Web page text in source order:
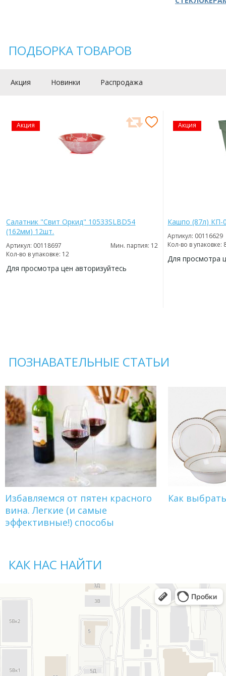
ПОДБОРКА ТОВАРОВ
Акция Новинки Распродажа
Акция
Салатник "Свит Оркид" 10533SLBD54
(162мм) 12шт.
Артикул: 00118697
Мин. партия: 12
Кол-во в упаковке: 12
Для просмотра цен авторизуйтесь
Акция
Кашпо (87л) КП-
Артикул: 00116629
Кол-во в упаковке:
Для просмотра
ПОЗНАВАТЕЛЬНЫЕ СТАТЬИ
Избавляемся от пятен красного
вина. Легкие (и самые
эффективные!) способы
Как
КАК НАС НАЙТИ